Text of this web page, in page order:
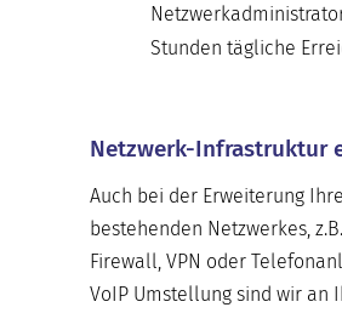
Stunden tägliche
Netzwerk-Infrastruktur
Auch bei der Erweiterung
bestehenden Netzwerkes,
Firewall, VPN oder
VoIP Umstellung sind wir an